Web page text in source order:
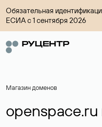
Обязательная
ЕСИА с 1 сентября 2026
Магазин доменов
openspace.ru